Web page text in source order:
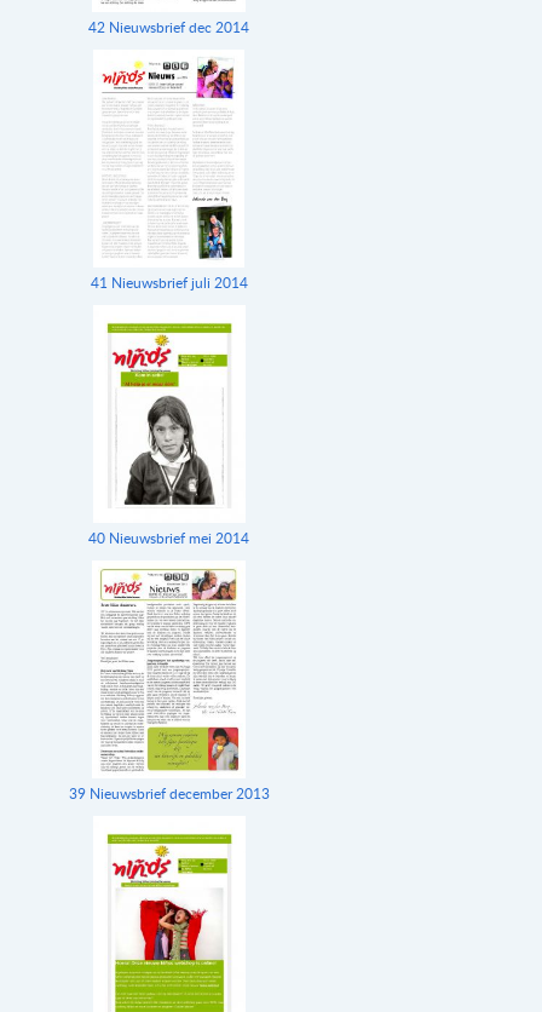
42 Nieuwsbrief dec 2014
41 Nieuwsbrief juli 2014
40 Nieuwsbrief mei 2014
39 Nieuwsbrief december 2013